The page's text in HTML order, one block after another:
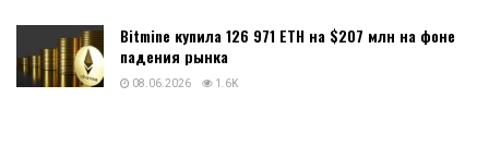
Bitmine купила 126 971 ETH на $207 млн на фоне
падения рынка
08.06.2026 1.6K